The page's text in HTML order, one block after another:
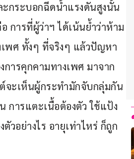
กระบอกฉีดน้ำแรงดันสูงนั้น
การที่ผู้ว่าฯ ได้เน้นย้ำว่าห้าม
เพศ ทั้งๆ ที่จริงๆ แล้วปัญหา
ารคุกคามทางเพศ มาจาก
จะเห็นผู้กระทำมักจับกลุ่มกัน
การแตะเนื้อต้องตัว ใช้แป้ง
วอย่างไร อายุเท่าไหร่ ก็ถูก